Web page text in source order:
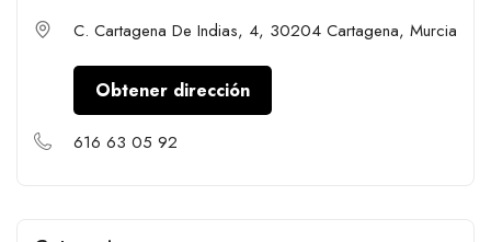
C. Cartagena De Indias, 4, 30204 Cartagena, Murcia
Obtener dirección
616 63 05 92